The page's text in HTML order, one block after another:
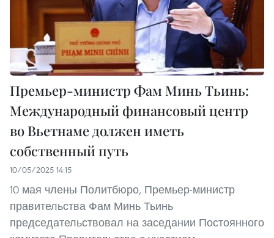
Премьер-министр Фам Минь Тьинь:
Международный финансовый центр
во Вьетнаме должен иметь
собственный путь
10/05/2025 14:15
10 мая члены Политбюро, Премьер-министр
правительства Фам Минь Тьинь
председательствовал на заседании Постоянного